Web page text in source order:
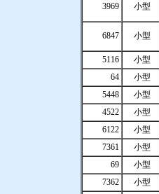
3969 小型
6847 小型
5116 小型
64
小型
5448
小型
4522
小型
6122
小型
7361
小型
69
小型
7362
小型